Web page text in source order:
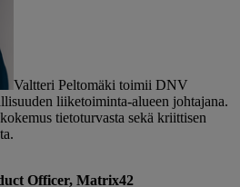
Valtteri Peltomäki toimii DNV
liiketoiminta-alueen johtajana.
tietoturvasta sekä kriittisen
Officer, Matrix42